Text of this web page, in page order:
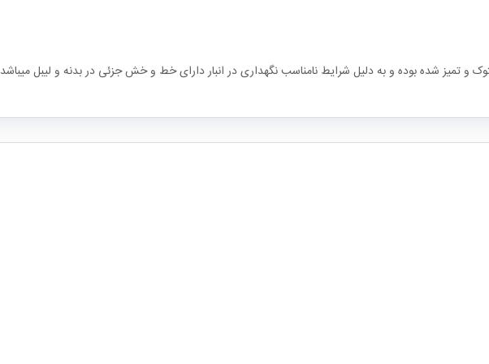
و تمیز شده بوده و به دلیل شرایط نامناسب نگهداری در انبار دارای خط و خش جزئی در بدنه و لیبل میباشد